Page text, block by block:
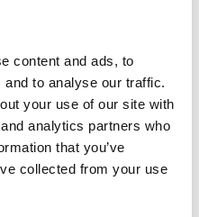
content and ads, to
to analyse our traffic.
your use of our site with
analytics partners who
that you’ve
collected from your use
del emplear la nueva
con una baja
drástica de
70%, si se compara con la
consumido en
aluminio. Con sus 2,3 kg
CIRCAL® es actualmente
emisiones del